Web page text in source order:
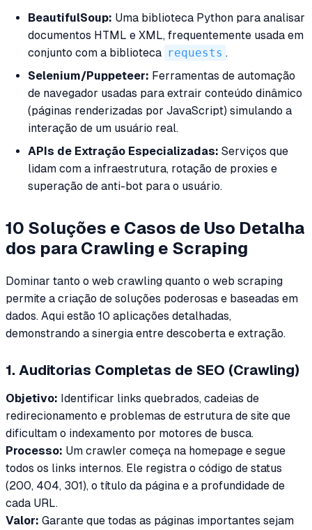
BeautifulSoup: Uma biblioteca Python para analisar
documentos HTML e XML, frequentemente usada em
conjunto com a biblioteca requests .
Selenium/Puppeteer: Ferramentas de automação
de navegador usadas para extrair conteúdo dinâmico
(páginas renderizadas por JavaScript) simulando a
interação de um usuário real.
APIs de Extração Especializadas: Serviços que
lidam com a infraestrutura, rotação de proxies e
superação de anti-bot para o usuário.
10 Soluções e Casos de Uso Detalha
dos para Crawling e Scraping
Dominar tanto o web crawling quanto o web scraping
permite a criação de soluções poderosas e baseadas em
dados. Aqui estão 10 aplicações detalhadas,
demonstrando a sinergia entre descoberta e extração.
1. Auditorias Completas de SEO (Crawling)
Objetivo: Identificar links quebrados, cadeias de
redirecionamento e problemas de estrutura de site que
dificultam o indexamento por motores de busca.
Processo: Um crawler começa na homepage e segue
todos os links internos. Ele registra o código de status
(200, 404, 301), o título da página e a profundidade de
cada URL.
Valor: Garante que todas as páginas importantes sejam